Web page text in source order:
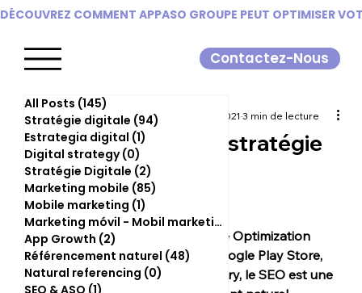
Contactez-Nous
DÉCOUVREZ COMMENT APPASO GROUPE PEUT OPTIMISER
Qu'est ce que la stratégie
SEO ?
Camille Trombini 24 sept. 20213 min de lecture
Comme pour l’App Store Optimization
pour les stores types Google Play Store,
App Store, ou App Gallery, le SEO est une
All Posts (145)
Stratégie digitale (94)
Estrategia digital (1)
Digital strategy(0)
Stratégie Digitale (2)
Marketing mobile (85)
Mobile marketing (1)
Marketing móvil - Mobil marketing
App Growth (2)
Référencement naturel (48)
48 posts
Natural referencing (0)
SEO & ASO (1)